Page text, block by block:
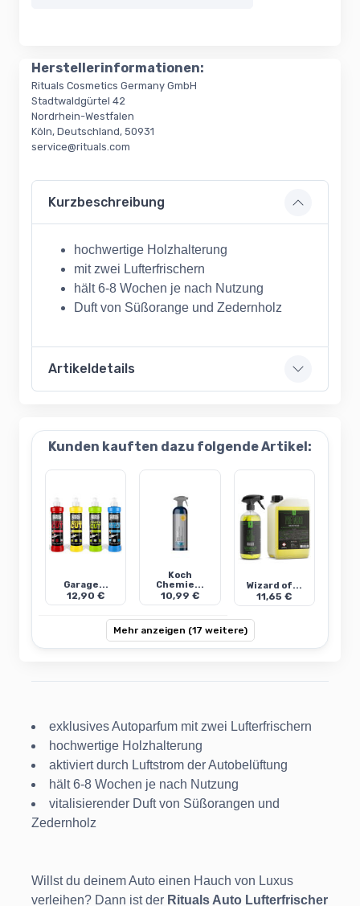
Herstellerinformationen:
Rituals Cosmetics Germany GmbH
Stadtwaldgürtel 42
Nordrhein-Westfalen
Köln, Deutschland, 50931
service@rituals.com
Kurzbeschreibung
hochwertige Holzhalterung
mit zwei Lufterfrischern
hält 6-8 Wochen je nach Nutzung
Duft von Süßorange und Zedernholz
Artikeldetails
Kunden kauften dazu folgende Artikel:
Garage...
12,90 €
Koch
Chemie...
10,99 €
Wizard of...
11,65 €
Mehr anzeigen (17 weitere)
exklusives Autoparfum mit zwei Lufterfrischern
hochwertige Holzhalterung
aktiviert durch Luftstrom der Autobelüftung
hält 6-8 Wochen je nach Nutzung
vitalisierender Duft von Süßorangen und
Zedernholz
Willst du deinem Auto einen Hauch von Luxus
verleihen? Dann ist der Rituals Auto Lufterfrischer